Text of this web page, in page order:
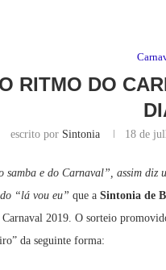
RITMO DO
escrito por Sintonia 18 de
samba e do Carnaval”, assim
“lá vou eu” que a Sintonia de
Carnaval 2019. O sorteio
da seguinte forma: